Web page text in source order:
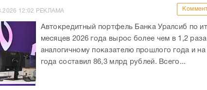
12:02 РЕКЛАМА
Автокредитный портфель Банка Уралсиб по
месяцев 2026 года вырос более чем в 1,2
аналогичному показателю прошлого года и на
года составил 86,3 млрд рублей. Всего...